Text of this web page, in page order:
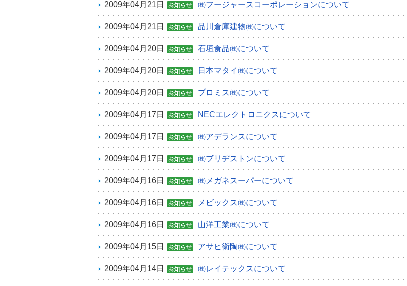
2009年04月21日 ㈱フージャースコーポレーションについて
2009年04月21日 品川倉庫建物㈱について
2009年04月20日 石垣食品㈱について
2009年04月20日 日本マタイ㈱について
2009年04月20日 プロミス㈱について
2009年04月17日 NECエレクトロニクスについて
2009年04月17日 ㈱アデランスについて
2009年04月17日 ㈱ブリヂストンについて
2009年04月16日 ㈱メガネスーパーについて
2009年04月16日 メビックス㈱について
2009年04月16日 山洋工業㈱について
2009年04月15日 アサヒ衛陶㈱について
2009年04月14日 ㈱レイテックスについて